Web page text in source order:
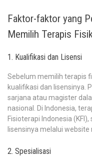
Faktor-faktor yang
Memilih Terapis
1. Kualifikasi dan Lisensi
Sebelum memilih terapis
kualifikasi dan lisensinya.
sarjana atau magister
nasional. Di Indonesia,
Fisioterapi Indonesia
lisensinya melalui website
2. Spesialisasi